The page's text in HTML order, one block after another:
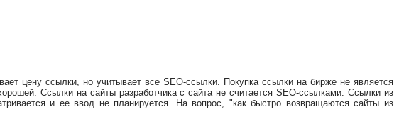
цену ссылки, но учитывает все SEO-ссылки. Покупка ссылки на бирже не является
Ссылки на сайты разработчика с сайта не считается SEO-ссылками. Ссылки из
и ее ввод не планируется. На вопрос, "как быстро возвращаются сайты из